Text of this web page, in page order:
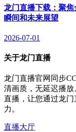
龙门直播下载：聚
瞬间和未来展望
2026-07-01
关于龙门直播
龙门直播官网同步
清画质，无延迟播
直播，让您通过龙
力。
直播大厅